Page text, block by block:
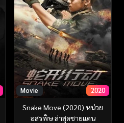
Movie 2020
Snake Move (2020) หน่วย
อสรพิษ ล่าสุดชายแดน